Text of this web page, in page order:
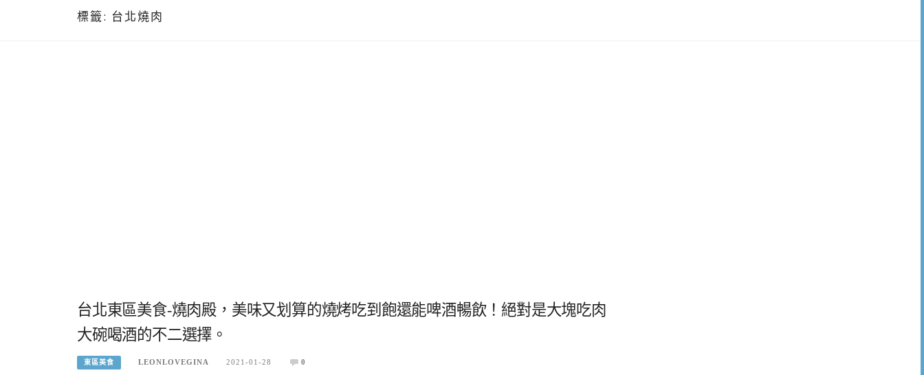
標籤: 台北燒肉
台北東區美食-燒肉殿，美味又划算的燒烤吃到飽還能啤酒暢飲！絕對是大塊吃肉
大碗喝酒的不二選擇。
東區美食 LEONLOVEGINA 2021-01-28 0